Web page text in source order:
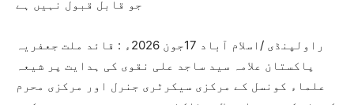
جو قابل قبول نہیں ہے
راولپنڈی /اسلام آباد 17جون 2026ء : قائد ملت جعفریہ
پاکستان علامہ سید ساجد علی نقوی کی ہدایت پر شیعہ
علماء کونسل کے مرکزی سیکرٹری جنرل اور مرکزی محرم